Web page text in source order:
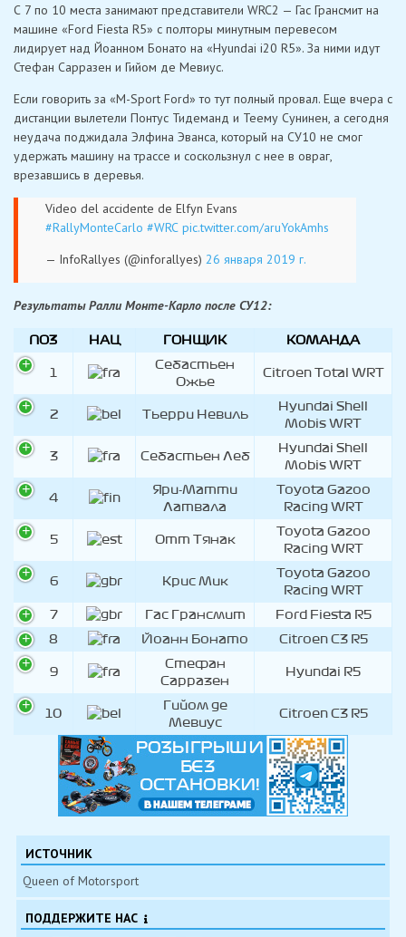
С 7 по 10 места занимают представители WRC2 — Гас Грансмит на
машине «Ford Fiesta R5» с полторы минутным перевесом
лидирует над Йоанном Бонато на «Hyundai i20 R5». За ними идут
Стефан Сарразен и Гийом де Мевиус.
Если говорить за «M-Sport Ford» то тут полный провал. Еще вчера с
дистанции вылетели Понтус Тидеманд и Теему Сунинен, а сегодня
неудача поджидала Элфина Эванса, который на СУ10 не смог
удержать машину на трассе и соскользнул с нее в овраг,
врезавшись в деревья.
Video del accidente de Elfyn Evans
#RallyMonteCarlo #WRC pic.twitter.com/aruYokAmhs
— InfoRallyes (@inforallyes) 26 января 2019 г.
Результаты Ралли Монте-Карло после СУ12:
ПОЗ НАЦ ГОНЩИК КОМАНДА
1
Себастьен
Ожье
Citroen Total WRT
2 Тьерри Невиль
Hyundai Shell
Mobis WRT
3 Себастьен Леб
Hyundai Shell
Mobis WRT
4
Яри-Матти
Латвала
Toyota Gazoo
Racing WRT
5 Отт Тянак
Toyota Gazoo
Racing WRT
6 Крис Мик
Toyota Gazoo
Racing WRT
7 Гас Грансмит Ford Fiesta R5
8 Йоанн Бонато Citroen C3 R5
9
Стефан
Сарразен
Hyundai R5
10
Гийом де
Мевиус
Citroen C3 R5
ИСТОЧНИК
Queen of Motorsport
ПОДДЕРЖИТЕ НАС